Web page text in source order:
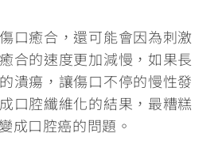
口癒合，還可能會因為刺激
合的速度更加減慢 ，如果長
潰瘍，讓傷口不停的慢性發
口腔纖維化的結果，最糟糕
成口腔癌的問題。